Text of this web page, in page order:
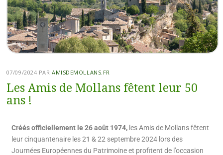
07/09/2024 PARAMISDEMOLLANS.FR
Les Amis de Mollans fêtent leur 50
ans !
Créés officiellement le 26 août 1974,les Amis de Mollans fêtent
leur cinquantenaire les 21 & 22 septembre 2024 lors des
Journées Européennes du Patrimoine et profitent de l’occasion